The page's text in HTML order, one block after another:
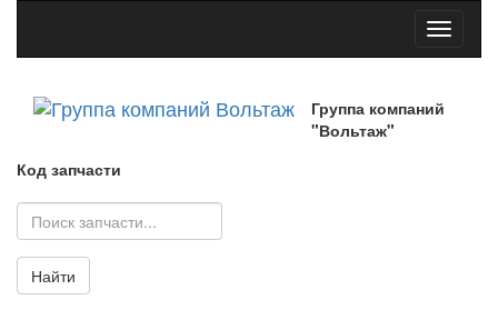
Toggle
Группа компаний
"Вольтаж"
Код запчасти
Найти